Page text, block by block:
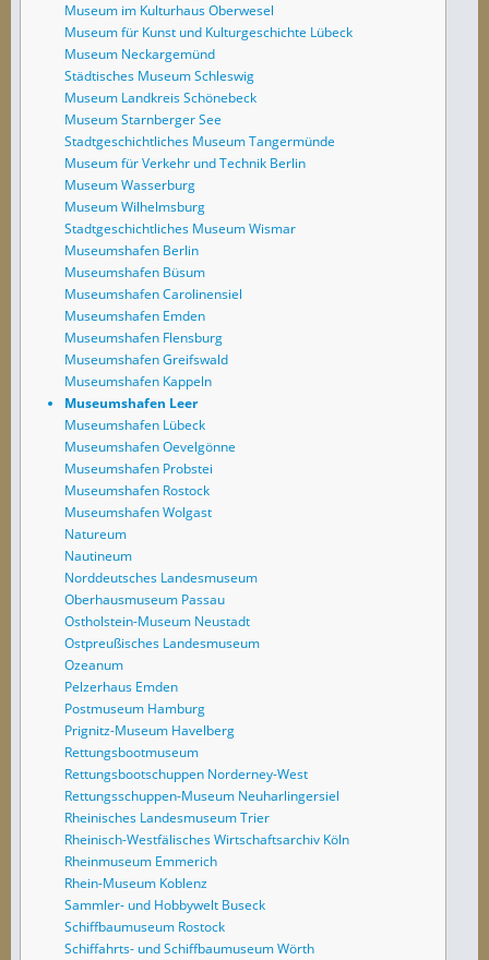
Museum im Kulturhaus Oberwesel
Museum für Kunst und Kulturgeschichte Lübeck
Museum Neckargemünd
Städtisches Museum Schleswig
Museum Landkreis Schönebeck
Museum Starnberger See
Stadtgeschichtliches Museum Tangermünde
Museum für Verkehr und Technik Berlin
Museum Wasserburg
Museum Wilhelmsburg
Stadtgeschichtliches Museum Wismar
Museumshafen Berlin
Museumshafen Büsum
Museumshafen Carolinensiel
Museumshafen Emden
Museumshafen Flensburg
Museumshafen Greifswald
Museumshafen Kappeln
Museumshafen Leer
Museumshafen Lübeck
Museumshafen Oevelgönne
Museumshafen Probstei
Museumshafen Rostock
Museumshafen Wolgast
Natureum
Nautineum
Norddeutsches Landesmuseum
Oberhausmuseum Passau
Ostholstein-Museum Neustadt
Ostpreußisches Landesmuseum
Ozeanum
Pelzerhaus Emden
Postmuseum Hamburg
Prignitz-Museum Havelberg
Rettungsbootmuseum
Rettungsbootschuppen Norderney-West
Rettungsschuppen-Museum Neuharlingersiel
Rheinisches Landesmuseum Trier
Rheinisch-Westfälisches Wirtschaftsarchiv Köln
Rheinmuseum Emmerich
Rhein-Museum Koblenz
Sammler- und Hobbywelt Buseck
Schiffbaumuseum Rostock
Schiffahrts- und Schiffbaumuseum Wörth